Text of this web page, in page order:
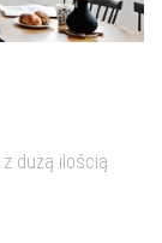
dużą ilością